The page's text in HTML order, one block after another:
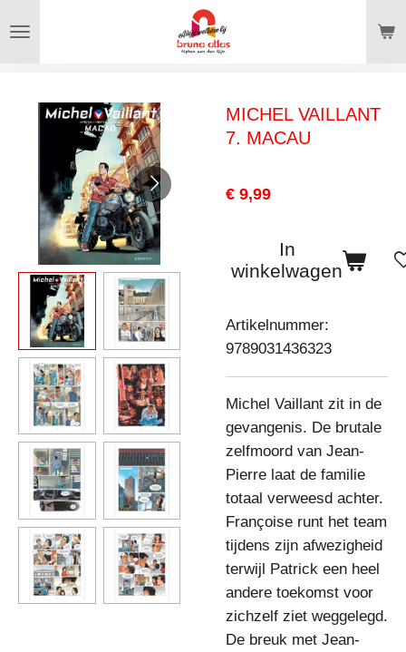
direct
hoofdinhoud
MICHEL VAILLANT
7. MACAU
€ 9,99
In
winkelwagen
Artikelnummer:
9789031436323
Michel Vaillant zit in de
gevangenis. De brutale
zelfmoord van Jean-
Pierre laat de familie
totaal verweesd achter.
Françoise runt het team
tijdens zijn afwezigheid
terwijl Patrick een heel
andere toekomst voor
zichzelf ziet weggelegd.
De breuk met Jean-